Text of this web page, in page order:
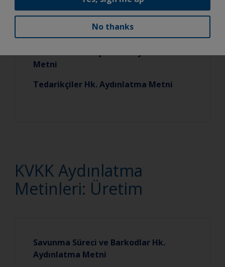
Metni
Tedarikçiler Hk. Aydınlatma Metni
KVKK Aydınlatma
Metinleri: Üretim
Savunma Süreci ve Barkodlar Hk.
Aydınlatma Metni
No thanks